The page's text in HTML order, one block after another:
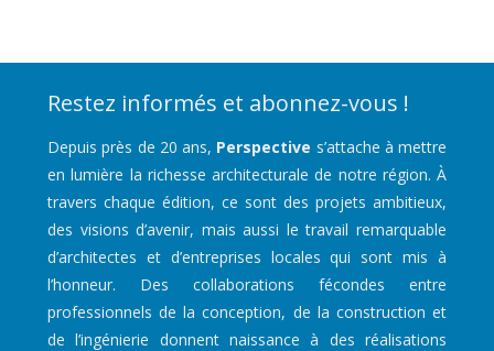
Restez informés et abonnez-vous !
Depuis près de 20 ans, Perspective s’attache à mettre
en lumière la richesse architecturale de notre région. À
travers chaque édition, ce sont des projets ambitieux,
des visions d’avenir, mais aussi le travail remarquable
d’architectes et d’entreprises locales qui sont mis à
l’honneur. Des collaborations fécondes entre
professionnels de la conception, de la construction et
de l’ingénierie donnent naissance à des réalisations